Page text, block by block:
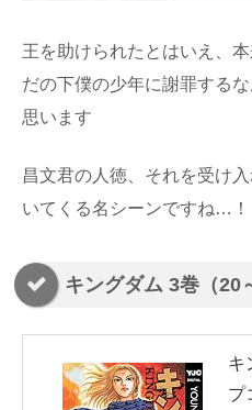
王を助けられたとはいえ、
だの下僕の少年に謝罪する
思います
昌文君の人徳、それを受け
いてくる名シーンですね…！
キングダム 3巻（20
キ
プ